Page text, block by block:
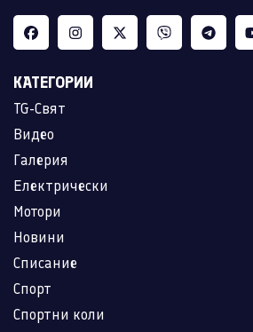
КАТЕГОРИИ
TG-Свят
Видео
Галерия
Електрически
Мотори
Новини
Списание
Спорт
Спортни коли